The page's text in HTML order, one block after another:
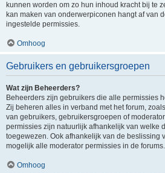
kunnen worden om zo hun inhoud kracht bij te
kan maken van onderwerpiconen hangt af van
ingestelde permissies.
Omhoog
Gebruikers en gebruikersgroepen
Wat zijn Beheerders?
Beheerders zijn gebruikers die alle permissies
Zij beheren alles in verband met het forum,
van gebruikers, gebruikersgroepen of
permissies zijn natuurlijk afhankelijk van welke
toegewezen. Ook afhankelijk van de beslissing
mogelijk alle moderator permissies in de forums.
Omhoog